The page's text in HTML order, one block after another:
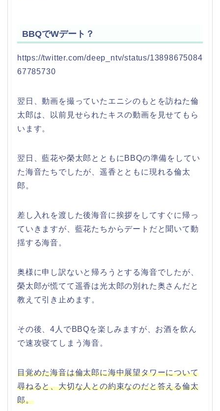
BBQでWデート？
https://twitter.com/deep_ntv/status/13898675084
67785730
翌日、動画を撮っていたエニシのもとを訪ねた倫
太郎は、以前見せられたキスの動画を見せてもら
います。
翌日、藍花や榮太郎とともにBBQの準備をしてい
た海音たちでしたが、遥香とともに現れる倫太
郎。
差し入れを渡した後海音に挨拶をしてすぐに帰っ
ていきますが、藍花たちからデートだと聞いて動
揺する海音。
奥様に申し訳ないと帰ろうとする海音でしたが、
榮太郎が慌てて遥香は光太郎の別れた奥さんだと
教えて引き止めます。
その後、4人でBBQを楽しみますが、お酒を飲ん
で速攻寝てしまう海音。
目覚めた海音は倫太郎に海中展望タワーについて
尋ねると、大切な人との約束なのだと答える倫太
郎。